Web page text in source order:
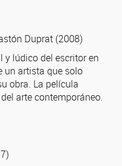
Duprat (2008)
y lúdico del escritor en
un artista que solo
obra. La película
arte contemporáneo.